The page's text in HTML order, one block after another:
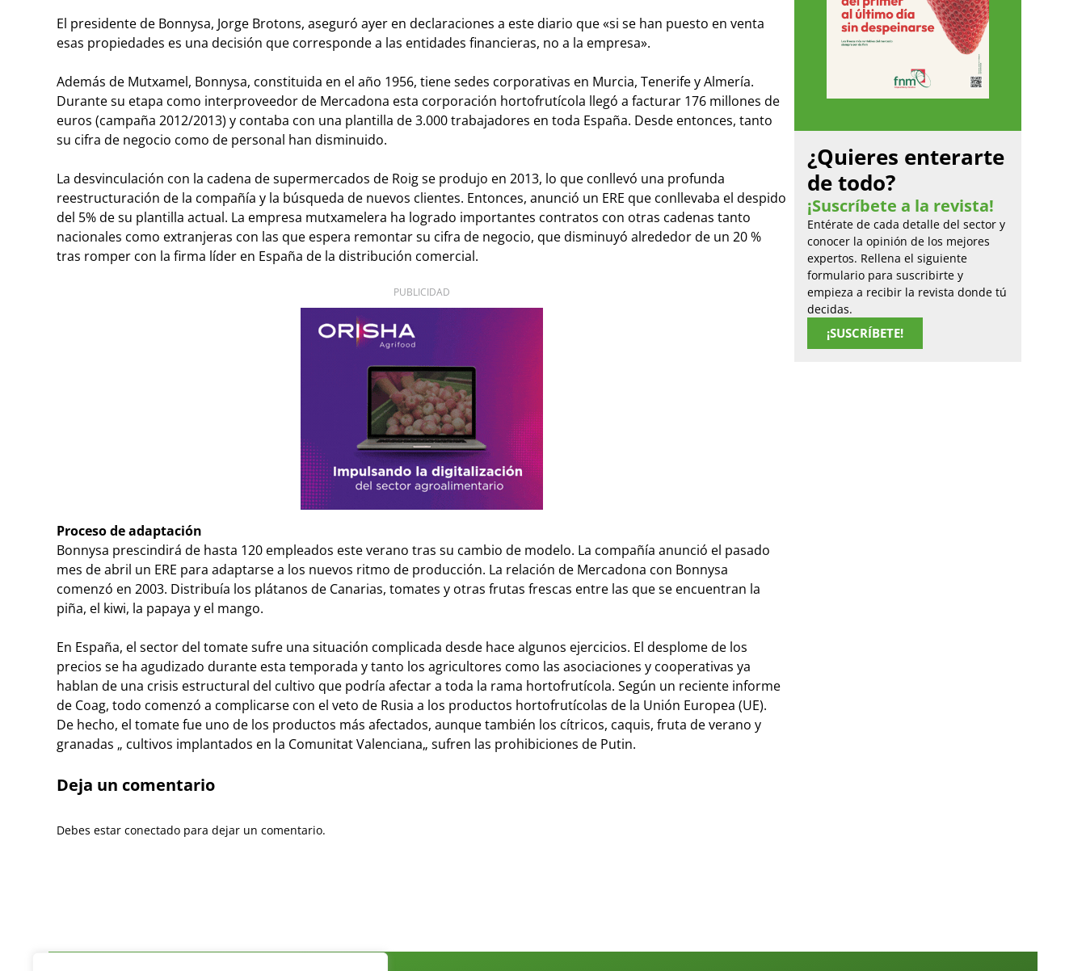
El presidente de Bonnysa, Jorge Brotons, aseguró ayer en declaraciones a este diario que «si se han puesto en venta
esas propiedades es una decisión que corresponde a las entidades financieras, no a la empresa».
Además de Mutxamel, Bonnysa, constituida en el año 1956, tiene sedes corporativas en Murcia, Tenerife y Almería.
Durante su etapa como interproveedor de Mercadona esta corporación hortofrutícola llegó a facturar 176 millones de
euros (campaña 2012/2013) y contaba con una plantilla de 3.000 trabajadores en toda España. Desde entonces, tanto
su cifra de negocio como de personal han disminuido.
La desvinculación con la cadena de supermercados de Roig se produjo en 2013, lo que conllevó una profunda
reestructuración de la compañía y la búsqueda de nuevos clientes. Entonces, anunció un ERE que conllevaba el despido
del 5% de su plantilla actual. La empresa mutxamelera ha logrado importantes contratos con otras cadenas tanto
nacionales como extranjeras con las que espera remontar su cifra de negocio, que disminuyó alrededor de un 20 %
tras romper con la firma líder en España de la distribución comercial.
PUBLICIDAD
Proceso de adaptación
Bonnysa prescindirá de hasta 120 empleados este verano tras su cambio de modelo. La compañía anunció el pasado
mes de abril un ERE para adaptarse a los nuevos ritmo de producción. La relación de Mercadona con Bonnysa
comenzó en 2003. Distribuía los plátanos de Canarias, tomates y otras frutas frescas entre las que se encuentran la
piña, el kiwi, la papaya y el mango.
En España, el sector del tomate sufre una situación complicada desde hace algunos ejercicios. El desplome de los
precios se ha agudizado durante esta temporada y tanto los agricultores como las asociaciones y cooperativas ya
hablan de una crisis estructural del cultivo que podría afectar a toda la rama hortofrutícola. Según un reciente informe
de Coag, todo comenzó a complicarse con el veto de Rusia a los productos hortofrutícolas de la Unión Europea (UE).
De hecho, el tomate fue uno de los productos más afectados, aunque también los cítricos, caquis, fruta de verano y
granadas „ cultivos implantados en la Comunitat Valenciana„ sufren las prohibiciones de Putin.
Deja un comentario
Debes estar conectado para dejar un comentario.
¿Quieres enterarte
de todo?
¡Suscríbete a la revista!
Entérate de cada detalle del sector y
conocer la opinión de los mejores
expertos. Rellena el siguiente
formulario para suscribirte y
empieza a recibir la revista donde tú
decidas.
¡SUSCRÍBETE!